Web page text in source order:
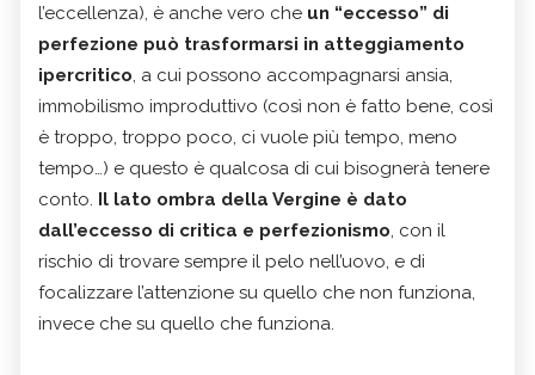
l’eccellenza), è anche vero che un “eccesso” di
perfezione può trasformarsi in atteggiamento
ipercritico, a cui possono accompagnarsi ansia,
immobilismo improduttivo (così non è fatto bene, così
è troppo, troppo poco, ci vuole più tempo, meno
tempo…) e questo è qualcosa di cui bisognerà tenere
conto. Il lato ombra della Vergine è dato
dall’eccesso di critica e perfezionismo, con il
rischio di trovare sempre il pelo nell’uovo, e di
focalizzare l’attenzione su quello che non funziona,
invece che su quello che funziona.